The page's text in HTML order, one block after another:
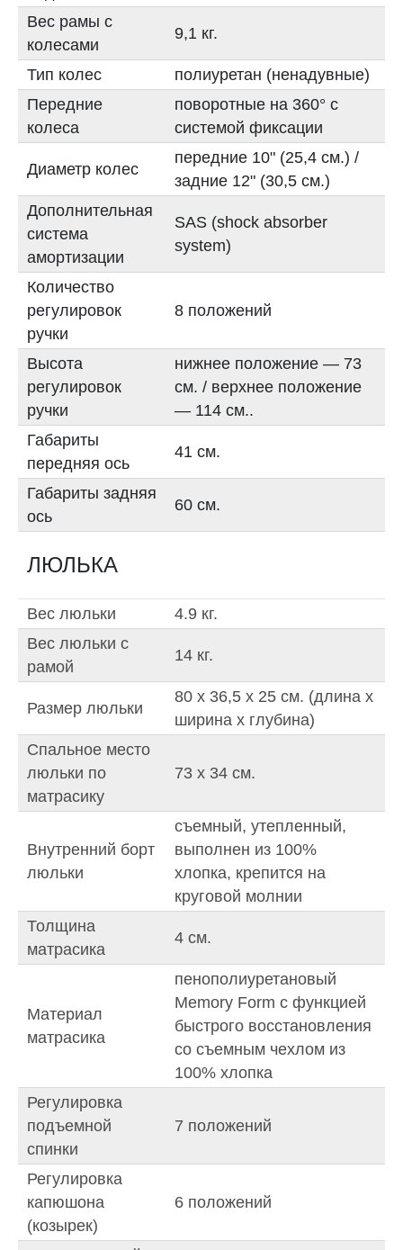
Вес рамы с
колесами
9,1 кг.
Тип колес
полиуретан (ненадувные)
Передние
колеса
поворотные на 360° с
системой фиксации
Диаметр колес
передние 10" (25,4 см.) /
задние 12" (30,5 см.)
Дополнительная
система
амортизации
SAS (shock absorber
system)
Количество
регулировок
ручки
8 положений
Высота
регулировок
ручки
нижнее положение — 73
см. / верхнее положение
— 114 см..
Габариты
передняя ось
41 см.
Габариты задняя
ось
60 см.
ЛЮЛЬКА
Вес люльки
4.9 кг.
Вес люльки с
рамой
14 кг.
Размер люльки
80 х 36,5 x 25 см. (длина x
ширина x глубина)
Спальное место
люльки по
матрасику
73 х 34 см.
Внутренний борт
люльки
съемный, утепленный,
выполнен из 100%
хлопка, крепится на
круговой молнии
Толщина
матрасика
4 см.
Материал
матрасика
пенополиуретановый
Memory Form с функцией
быстрого восстановления
со съемным чехлом из
100% хлопка
Регулировка
подъемной
спинки
7 положений
Регулировка
капюшона
(козырек)
6 положений